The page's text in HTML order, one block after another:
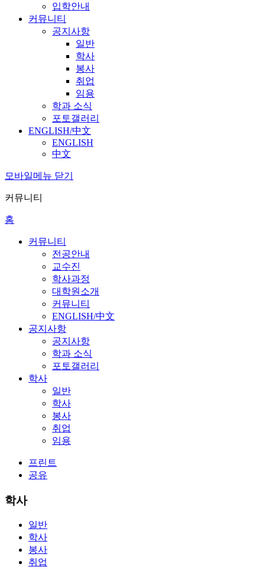
입학안내
커뮤니티
공지사항
일반
학사
봉사
취업
임용
학과 소식
포토갤러리
ENGLISH/中文
ENGLISH
中文
모바일메뉴 닫기
커뮤니티
홈
커뮤니티
전공안내
교수진
학사과정
대학원소개
커뮤니티
ENGLISH/中文
공지사항
공지사항
학과 소식
포토갤러리
학사
일반
학사
봉사
취업
임용
프린트
공유
학사
일반
학사
봉사
취업